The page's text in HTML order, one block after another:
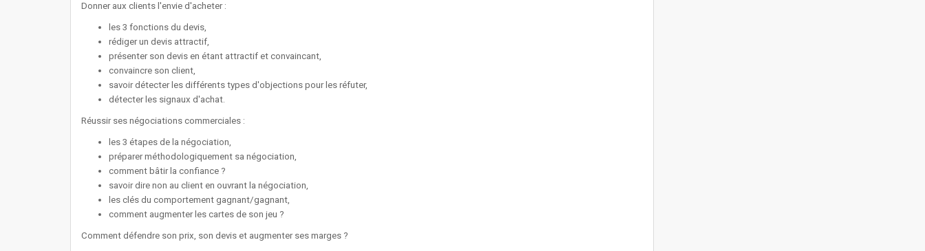
Donner aux clients l'envie d'acheter :
les 3 fonctions du devis,
rédiger un devis attractif,
présenter son devis en étant attractif et convaincant,
convaincre son client,
savoir détecter les différents types d'objections pour les réfuter,
détecter les signaux d'achat.
Réussir ses négociations commerciales :
les 3 étapes de la négociation,
préparer méthodologiquement sa négociation,
comment bâtir la confiance ?
savoir dire non au client en ouvrant la négociation,
les clés du comportement gagnant/gagnant,
comment augmenter les cartes de son jeu ?
Comment défendre son prix, son devis et augmenter ses marges ?